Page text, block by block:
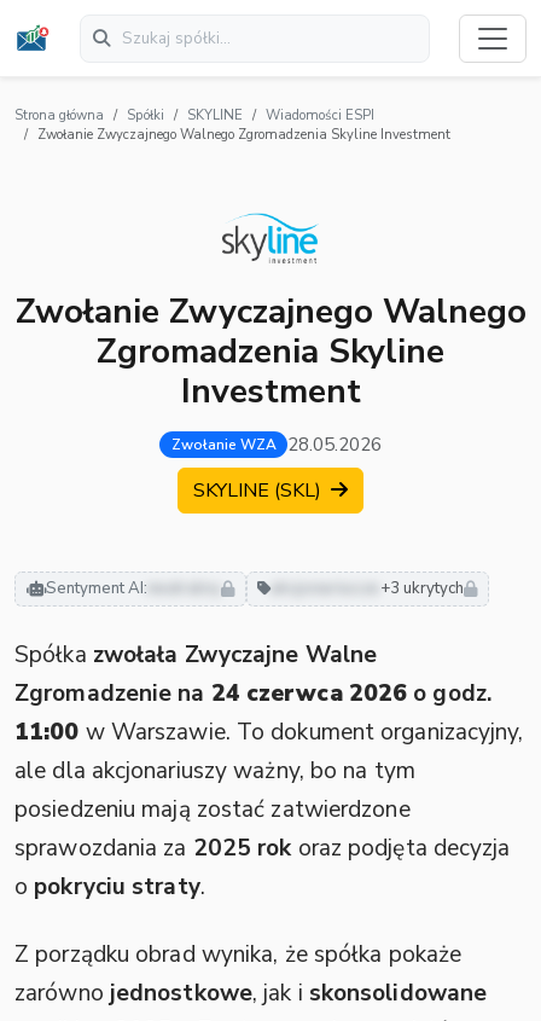
Strona główna Spółki SKYLINE
Wiadomości ESPI
Zwołanie Zwyczajnego Walnego Zgromadzenia Skyline Investment
Zwołanie Zwyczajnego Walnego
Zgromadzenia Skyline
Investment
Zwołanie WZA 28.05.2026
SKYLINE (SKL)
Sentyment AI: neutralny akcjonariusze +3 ukrytych
Spółka zwołała Zwyczajne Walne
Zgromadzenie na 24 czerwca 2026 o godz.
11:00 w Warszawie. To dokument organizacyjny,
ale dla akcjonariuszy ważny, bo na tym
posiedzeniu mają zostać zatwierdzone
sprawozdania za 2025 rokoraz podjęta decyzja
o pokryciu straty.
Z porządku obrad wynika, że spółka pokaże
zarówno jednostkowe, jak i skonsolidowane